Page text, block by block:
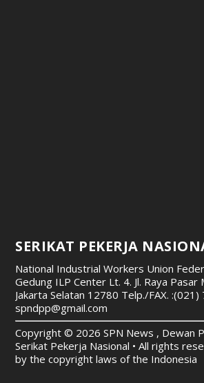
SERIKAT PEKERJA
National Industrial Workers Union
Gedung ILP Center Lt. 4. Jl. Raya Pasar
Jakarta Selatan 12780 Telp./FAX.
spndpp@gmail.com
Copyright © 2026 SPN News , Dewan
Serikat Pekerja Nasional • All rights
by the copyright laws of the Indonesia